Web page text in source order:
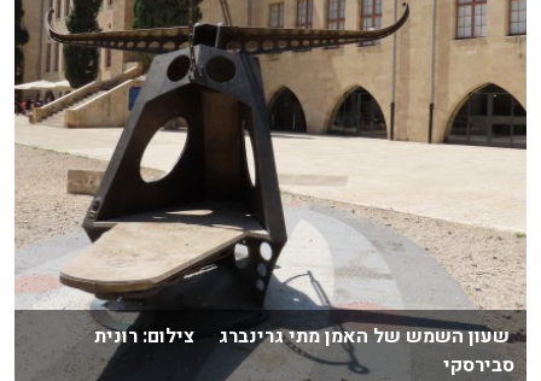
שעון השמש של האמן מתי גרינברג צילום: רונית
סבירסקי